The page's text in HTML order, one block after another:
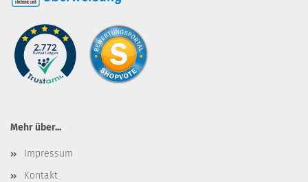
Mehr über...
Impressum
Kontakt